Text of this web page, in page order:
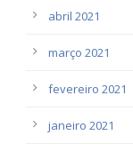
abril 2021
março 2021
fevereiro 2021
janeiro 2021